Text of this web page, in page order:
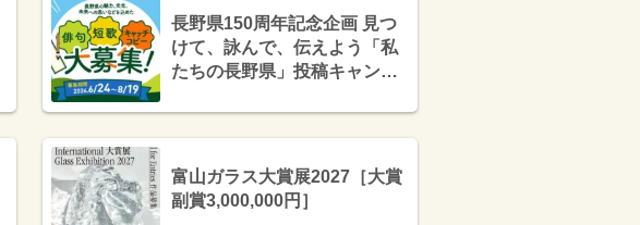
長野県150周年記念企画 見つ
けて、詠んで、伝えよう「私
たちの長野県」投稿キャンペ
念品1万円相当と5,000円相当
の「県産品の詰め合わせ」ま
たは「県産品が購入できるギ
フトコード」セット］
富山ガラス大賞展2027［大賞
副賞3,000,000円］